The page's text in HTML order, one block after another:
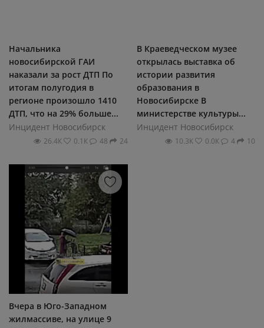
Начальника
новосибирской ГАИ
наказали за рост ДТП По
итогам полугодия в
регионе произошло 1410
ДТП, что на 29% больше...
Инцидент Новосибирск
26.4К 0.1К 48 24
В Краеведческом музее
открылась выставка об
истории развития
образования в
Новосибирске В
министерстве культуры...
Инцидент Новосибирск
10.3К 0.0К 4 10
Вчера в Юго-Западном
жилмассиве, на улице 9